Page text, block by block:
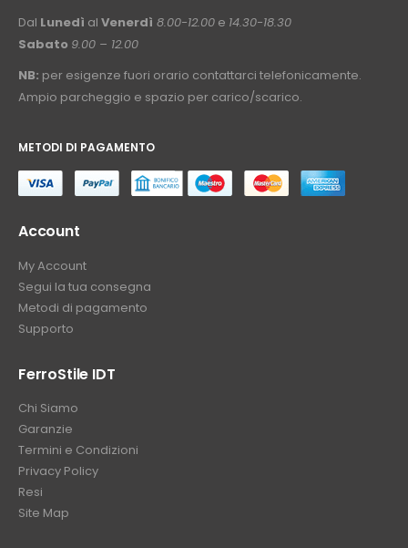
Dal Lunedì al Venerdì 8.00-12.00 e 14.30-18.30
Sabato 9.00 – 12.00
NB: per esigenze fuori orario contattarci telefonicamente.
Ampio parcheggio e spazio per carico/scarico.
METODI DI PAGAMENTO
Account
My Account
Segui la tua consegna
Metodi di pagamento
Supporto
FerroStile IDT
Chi Siamo
Garanzie
Termini e Condizioni
Privacy Policy
Resi
Site Map